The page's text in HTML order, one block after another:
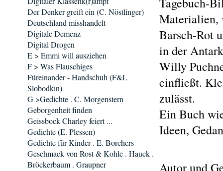
Materialien,
Barsch-Rot
in der
Willy
einfließt.
zulässt.
Ein Buch
Ideen,
Autor und
Der Denker greift ein (C. Nöstlinger)
Deutschland misshandelt
Digitale Demenz
Digital Drogen
E > Emmi will ausziehen
F > Was Flauschiges
Füreinander - Handschuh (F&L
Slobodkin)
G >Gedichte . C. Morgenstern
Geborgenheit finden
Geissbock Charley feiert ...
Gedichte (E. Plessen)
Gedichte für Kinder . E. Borchers
Geschmack von Rost & Kohle . Hauck .
Bröckerbaum . Graupner